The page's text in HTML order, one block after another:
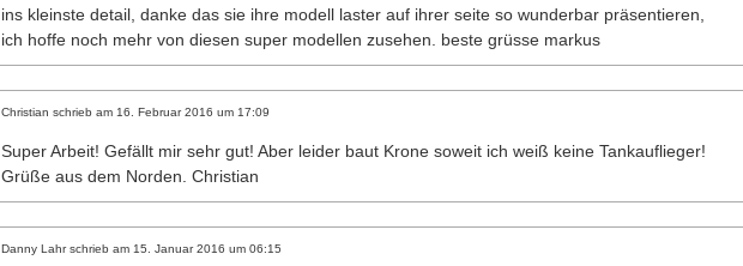
ins kleinste detail, danke das sie ihre modell laster auf ihrer seite so wunderbar präsentieren,
ich hoffe noch mehr von diesen super modellen zusehen. beste grüsse markus
Christian schrieb am 16. Februar 2016 um 17:09
Super Arbeit! Gefällt mir sehr gut! Aber leider baut Krone soweit ich weiß keine Tankauflieger!
Grüße aus dem Norden. Christian
Danny Lahrschrieb am 15. Januar 2016 um 06:15